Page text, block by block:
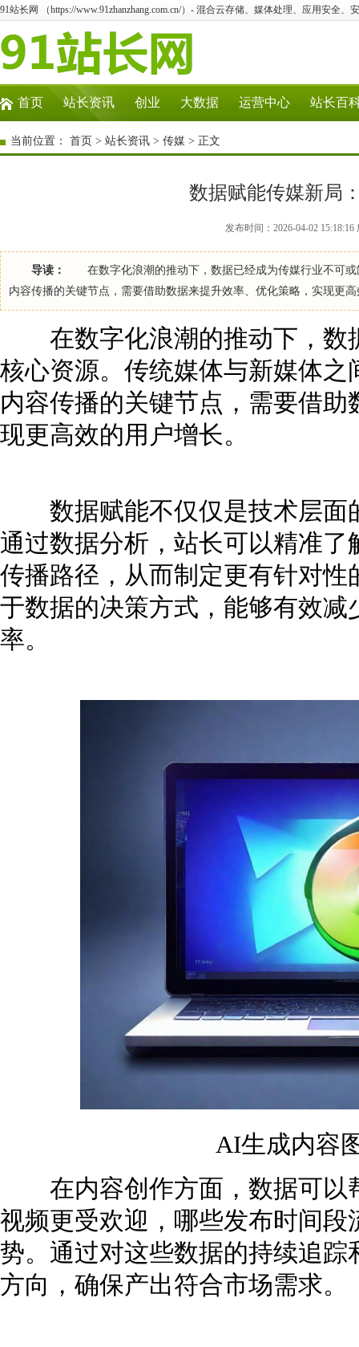
91站长网 （https://www.91zhanzhang.com.cn/）- 混合云存储、媒体处理、应用安全、
首页 站长资讯 创业 大数据 运营中心 站长百
当前位置： 首页 > 站长资讯 > 传媒 > 正文
数据赋能传媒新局
发布时间：2026-04-02
导读：
在数字化浪潮的推动下，数据已经成为传媒行业不可或
内容传播的关键节点，需要借助数据来提升效率、优化策略，实现
在数字化浪潮的推动下，数
核心资源。传统媒体与新媒体
内容传播的关键节点，需要借
现更高效的用户增长。
数据赋能不仅仅是技术层面
通过数据分析，站长可以精准
传播路径，从而制定更有针对
于数据的决策方式，能够有效
率。
AI生成内容
在内容创作方面，数据可以
视频更受欢迎，哪些发布时间
势。通过对这些数据的持续追
方向，确保产出符合市场需求。